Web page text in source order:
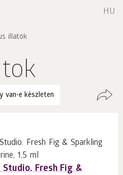
HU
illatok
van-e készleten
Fresh Fig &